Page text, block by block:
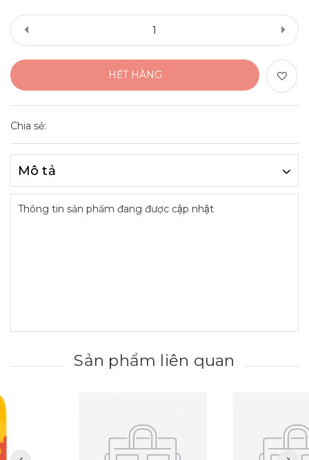
HẾT HÀNG
Chia sẻ:
Mô tả
Thông tin sản phẩm đang được cập nhật
Sản phẩm liên quan